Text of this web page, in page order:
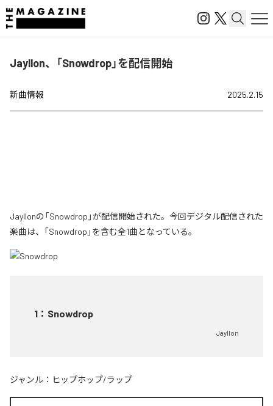
Jayllon、「Snowdrop」を配信開始
新曲情報 2025.2.15
Jayllonの「Snowdrop」が配信開始された。今回デジタル配信された
楽曲は、「Snowdrop」を含む全1曲となっている。
1 ： Snowdrop
Jayllon
ジャンル： ヒップホップ/ラップ